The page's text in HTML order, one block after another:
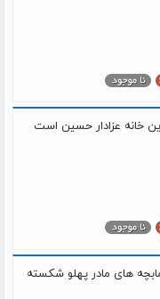
خانه عزادار حسین است
های مادر پهلو شکسته